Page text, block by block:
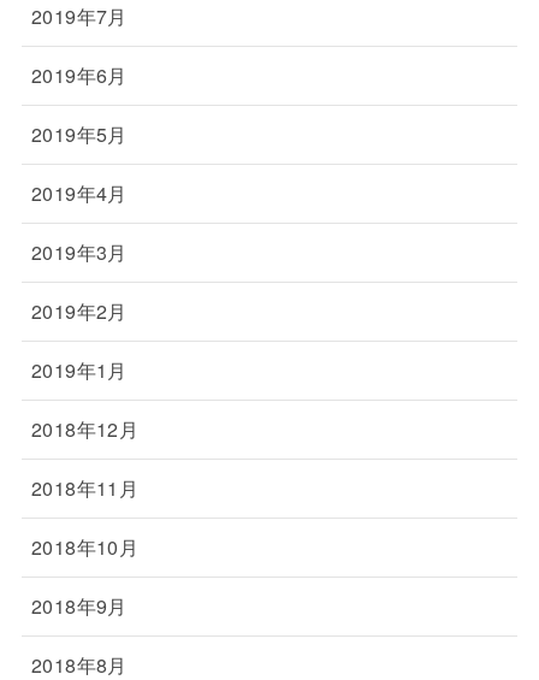
2019年7月
2019年6月
2019年5月
2019年4月
2019年3月
2019年2月
2019年1月
2018年12月
2018年11月
2018年10月
2018年9月
2018年8月